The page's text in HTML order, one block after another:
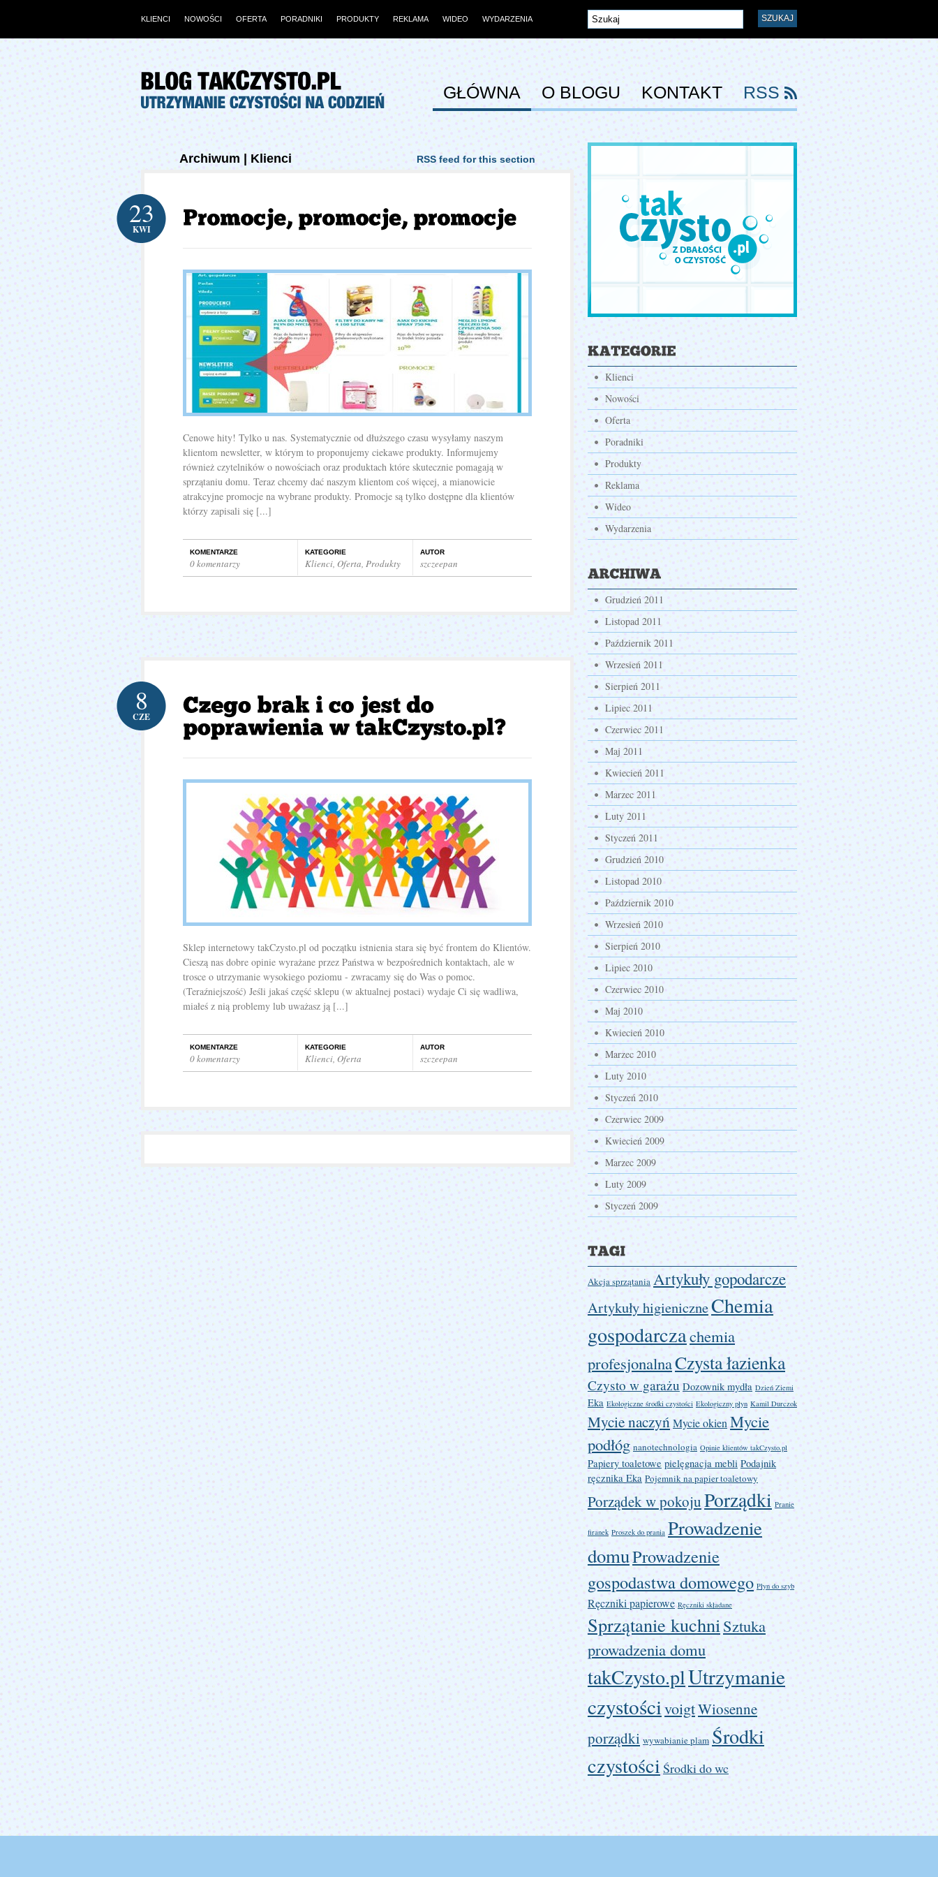
KLIENCI NOWOŚCI OFERTA PORADNIKI PRODUKTY REKLAMA WIDEO WYDARZENIA
GŁÓWNA O BLOGU KONTAKT RSS
Archiwum | Klienci RSS feed for this section
23
KWI
Cenowe hity! Tylko u nas. Systematycznie od dłuższego czasu wysyłamy naszym
klientom newsletter, w którym to proponujemy ciekawe produkty. Informujemy
również czytelników o nowościach oraz produktach które skutecznie pomagają w
sprzątaniu domu. Teraz chcemy dać naszym klientom coś więcej, a mianowicie
atrakcyjne promocje na wybrane produkty. Promocje są tylko dostępne dla klientów
którzy zapisali się [...]
KOMENTARZE
0 komentarzy
KATEGORIE
Klienci, Oferta, Produkty
AUTOR
szczeepan
8
CZE
Sklep internetowy takCzysto.pl od początku istnienia stara się być frontem do Klientów.
Cieszą nas dobre opinie wyrażane przez Państwa w bezpośrednich kontaktach, ale w
trosce o utrzymanie wysokiego poziomu - zwracamy się do Was o pomoc.
(Teraźniejszość) Jeśli jakaś część sklepu (w aktualnej postaci) wydaje Ci się wadliwa,
miałeś z nią problemy lub uważasz ją [...]
KOMENTARZE
0 komentarzy
KATEGORIE
Klienci, Oferta
AUTOR
szczeepan
Klienci
Nowości
Oferta
Poradniki
Produkty
Reklama
Wideo
Wydarzenia
Grudzień 2011
Listopad 2011
Październik 2011
Wrzesień 2011
Sierpień 2011
Lipiec 2011
Czerwiec 2011
Maj 2011
Kwiecień 2011
Marzec 2011
Luty 2011
Styczeń 2011
Grudzień 2010
Listopad 2010
Październik 2010
Wrzesień 2010
Sierpień 2010
Lipiec 2010
Czerwiec 2010
Maj 2010
Kwiecień 2010
Marzec 2010
Luty 2010
Styczeń 2010
Czerwiec 2009
Kwiecień 2009
Marzec 2009
Luty 2009
Styczeń 2009
Akcja sprzątania Artykuły gopodarcze
Artykuły higieniczneChemia
gospodarczachemia
profesjonalnaCzysta łazienka
Czysto w garażu Dozownik mydła Dzień Ziemi
Eka Ekologiczne środki czystości Ekologiczny płyn Kamil Durczok
Mycie naczyńMycie okien Mycie
podłóg nanotechnologia Opinie klientów takCzysto.pl
Papiery toaletowe pielęgnacja mebli Podajnik
ręcznika Eka Pojemnik na papier toaletowy
Porządek w pokojuPorządki Pranie
firanek Proszek do prania Prowadzenie
domuProwadzenie
gospodastwa domowego Płyn do szyb
Ręczniki papierowe Ręczniki składane
Sprzątanie kuchniSztuka
prowadzenia domu
takCzysto.plUtrzymanie
czystościvoigtWiosenne
porządki wywabianie plam Środki
czystości Środki do wc